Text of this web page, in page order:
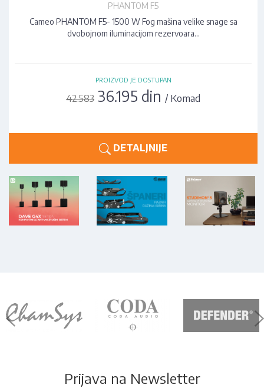
PHANTOM F5
Cameo PHANTOM F5- 1500 W Fog mašina velike snage sa
dvobojnom iluminacijom rezervoara…
PROIZVOD JE DOSTUPAN
42.583 36.195 din / Komad
DETALJNIJE
Prijava na Newsletter